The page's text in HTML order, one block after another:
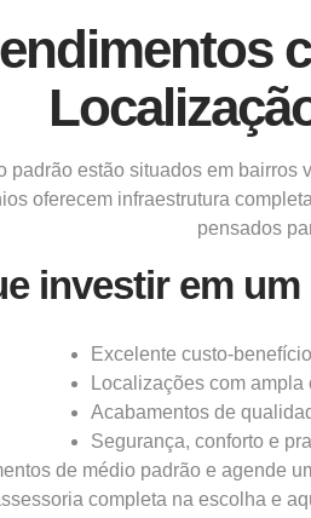
padrão estão situados em bairros
oferecem infraestrutura
pensados
investir em
Excelente custo-
Localizações com
Acabamentos de
Segurança, conforto e
de médio padrão e agende
completa na escolha e